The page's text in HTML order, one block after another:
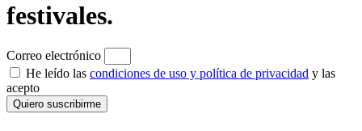
festivales.
Correo electrónico
He leído las condiciones de uso y política de privacidad y las
acepto
Quiero suscribirme